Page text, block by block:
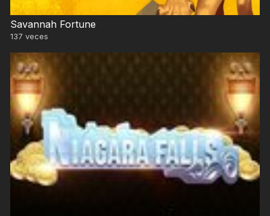
Savannah Fortune
137 veces